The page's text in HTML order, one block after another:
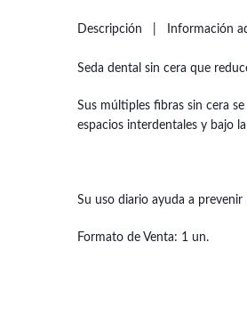
Descripción Información
Seda dental sin cera que
Sus múltiples fibras sin cera
espacios interdentales y bajo
Su uso diario ayuda a prevenir
Formato de Venta: 1 un.